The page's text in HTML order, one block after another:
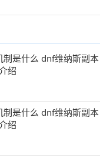
制是什么 dnf维纳斯副本
绍
制是什么 dnf维纳斯副本
绍